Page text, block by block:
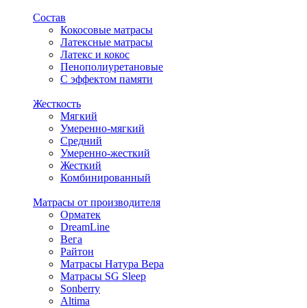
Состав
Кокосовые матрасы
Латексные матрасы
Латекс и кокос
Пенополиуретановые
С эффектом памяти
Жесткость
Мягкий
Умеренно-мягкий
Средний
Умеренно-жесткий
Жесткий
Комбинированный
Матрасы от производителя
Орматек
DreamLine
Вега
Райтон
Матрасы Натура Вера
Матрасы SG Sleep
Sonberry
Altima